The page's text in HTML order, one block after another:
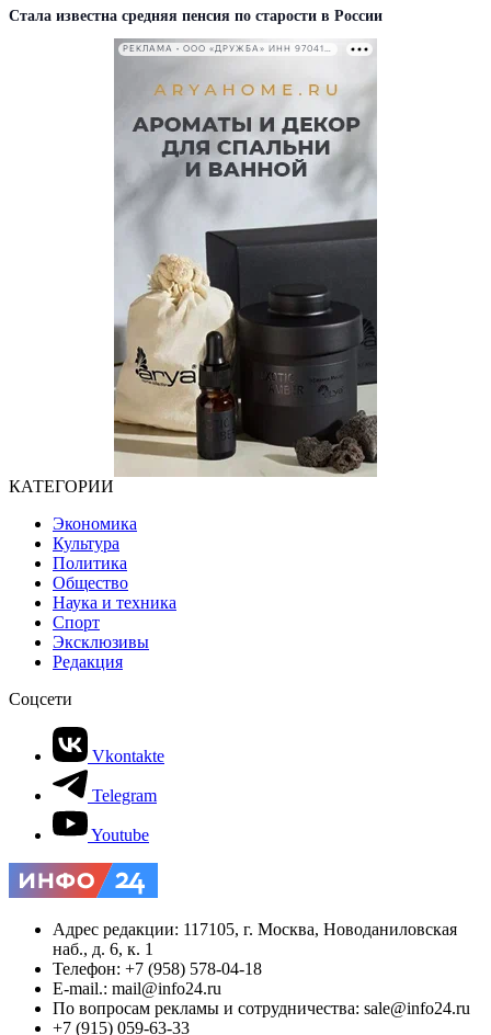
Стала известна средняя пенсия по старости в России
РЕКЛАМА • ООО «ДРУЖБА» ИНН 9704146411
КАТЕГОРИИ
Экономика
Культура
Политика
Общество
Наука и техника
Спорт
Эксклюзивы
Редакция
Соцсети
Vkontakte
Telegram
Youtube
Адрес редакции: 117105, г. Москва, Новоданиловская
наб., д. 6, к. 1
Телефон: +7 (958) 578-04-18
E-mail.: mail@info24.ru
По вопросам рекламы и сотрудничества: sale@info24.ru
+7 (915) 059-63-33